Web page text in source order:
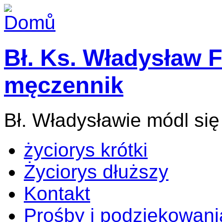
Bł. Ks. Władysław
męczennik
Bł. Władysławie módl
życiorys krótki
Życiorys dłuższy
Kontakt
Prośby i